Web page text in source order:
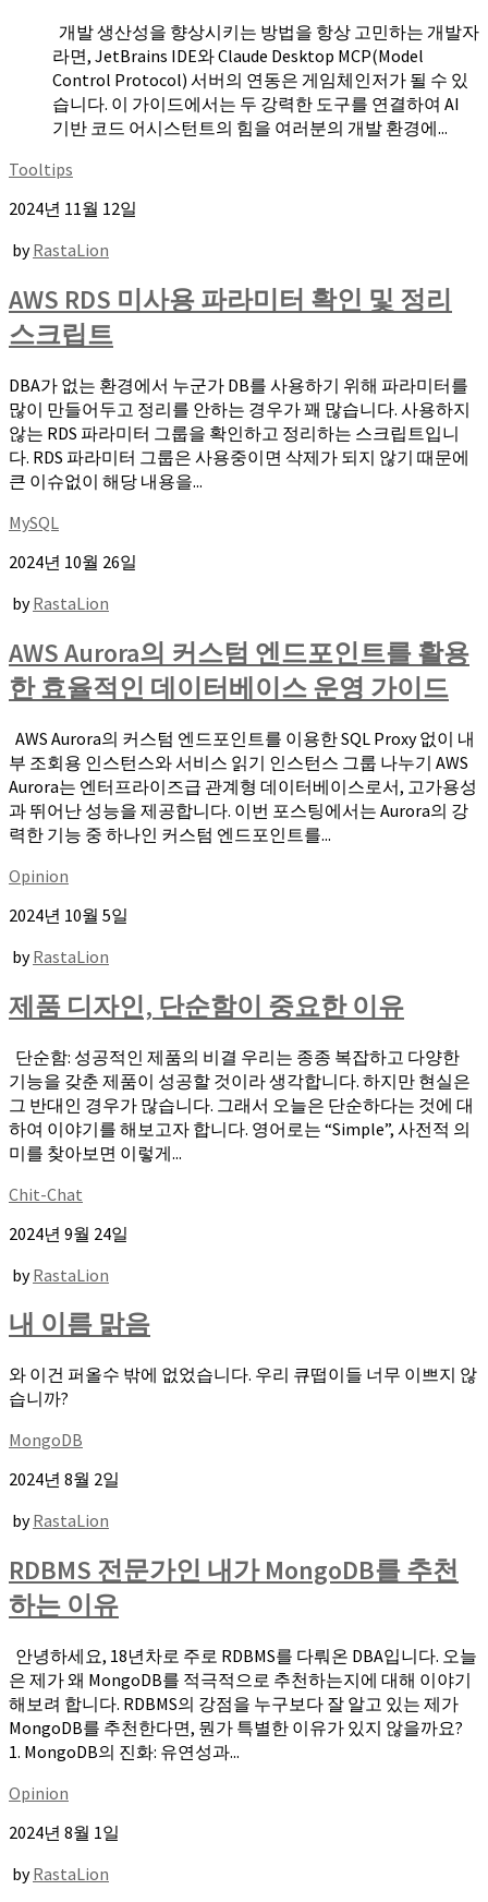
개발 생산성을 향상시키는 방법을 항상 고민하는 개발자
라면, JetBrains IDE와 Claude Desktop MCP(Model
Control Protocol) 서버의 연동은 게임체인저가 될 수 있
습니다. 이 가이드에서는 두 강력한 도구를 연결하여 AI
기반 코드 어시스턴트의 힘을 여러분의 개발 환경에...
Tooltips
2024년 11월 12일
byRastaLion
AWS RDS 미사용 파라미터 확인 및 정리
스크립트
DBA가 없는 환경에서 누군가 DB를 사용하기 위해 파라미터를
많이 만들어두고 정리를 안하는 경우가 꽤 많습니다. 사용하지
않는 RDS 파라미터 그룹을 확인하고 정리하는 스크립트입니
다. RDS 파라미터 그룹은 사용중이면 삭제가 되지 않기 때문에
큰 이슈없이 해당 내용을...
MySQL
2024년 10월 26일
byRastaLion
AWS Aurora의 커스텀 엔드포인트를 활용
한 효율적인 데이터베이스 운영 가이드
AWS Aurora의 커스텀 엔드포인트를 이용한 SQL Proxy 없이 내
부 조회용 인스턴스와 서비스 읽기 인스턴스 그룹 나누기 AWS
Aurora는 엔터프라이즈급 관계형 데이터베이스로서, 고가용성
과 뛰어난 성능을 제공합니다. 이번 포스팅에서는 Aurora의 강
력한 기능 중 하나인 커스텀 엔드포인트를...
Opinion
2024년 10월 5일
byRastaLion
제품 디자인, 단순함이 중요한 이유
단순함: 성공적인 제품의 비결 우리는 종종 복잡하고 다양한
기능을 갖춘 제품이 성공할 것이라 생각합니다. 하지만 현실은
그 반대인 경우가 많습니다. 그래서 오늘은 단순하다는 것에 대
하여 이야기를 해보고자 합니다. 영어로는 “Simple”, 사전적 의
미를 찾아보면 이렇게...
Chit-Chat
2024년 9월 24일
byRastaLion
내 이름 맑음
와 이건 퍼올수 밖에 없었습니다. 우리 큐떱이들 너무 이쁘지 않
습니까?
MongoDB
2024년 8월 2일
byRastaLion
RDBMS 전문가인 내가 MongoDB를 추천
하는 이유
안녕하세요, 18년차로 주로 RDBMS를 다뤄온 DBA입니다. 오늘
은 제가 왜 MongoDB를 적극적으로 추천하는지에 대해 이야기
해보려 합니다. RDBMS의 강점을 누구보다 잘 알고 있는 제가
MongoDB를 추천한다면, 뭔가 특별한 이유가 있지 않을까요?
1. MongoDB의 진화: 유연성과...
Opinion
2024년 8월 1일
byRastaLion